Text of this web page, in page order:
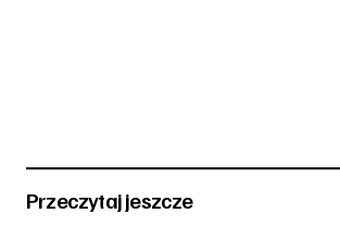
Przeczytaj jeszcze